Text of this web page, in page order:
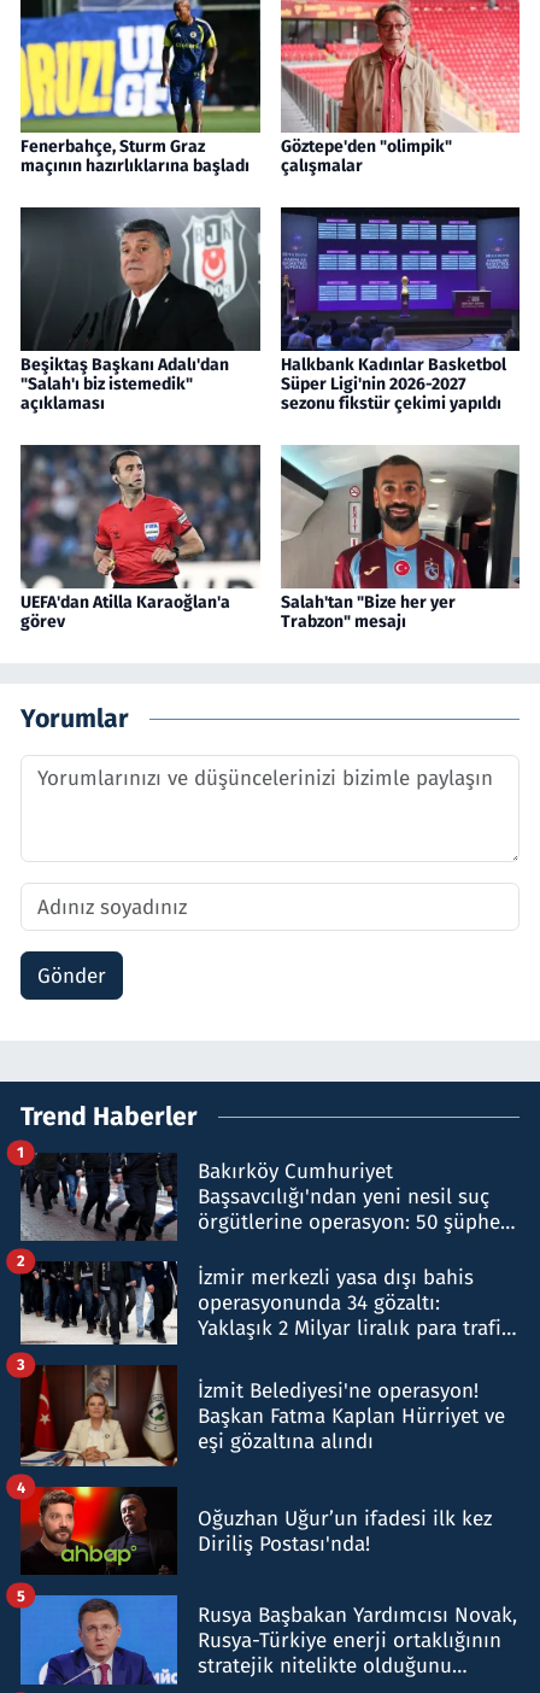
Fenerbahçe, Sturm Graz
maçının hazırlıklarına başladı
Göztepe'den "olimpik"
çalışmalar
Beşiktaş Başkanı Adalı'dan
"Salah'ı biz istemedik"
açıklaması
Halkbank Kadınlar Basketbol
Süper Ligi'nin 2026-2027
sezonu fikstür çekimi yapıldı
UEFA'dan Atilla Karaoğlan'a
görev
Salah'tan "Bize her yer
Trabzon" mesajı
Yorumlar
Gönder
Trend Haberler
Bakırköy Cumhuriyet
Başsavcılığı'ndan yeni nesil suç
örgütlerine operasyon: 50 şüpheli
1
İzmir merkezli yasa dışı bahis
operasyonunda 34 gözaltı:
Yaklaşık 2 Milyar liralık para trafiği
2
İzmit Belediyesi'ne operasyon!
Başkan Fatma Kaplan Hürriyet ve
eşi gözaltına alındı
3
Oğuzhan Uğur’un ifadesi ilk kez
Diriliş Postası'nda!
4
Rusya Başbakan Yardımcısı Novak,
Rusya-Türkiye enerji ortaklığının
stratejik nitelikte olduğunu
5